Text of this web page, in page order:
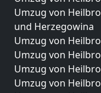
Umzug von
und Herzegowina
Umzug von
Umzug von
Umzug von
Umzug von